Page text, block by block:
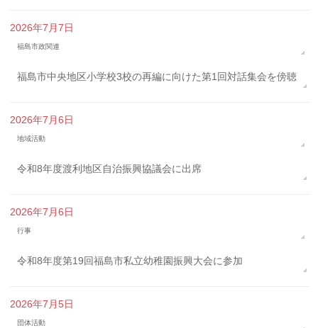
2026年7月7日
福島市政関連
福島市中央地区小学校3校の再編に向けた第1回対話集会を傍聴
2026年7月6日
地域活動
令和8年度渡利地区自治振興協議会に出席
2026年7月6日
行事
令和8年度第19回福島市私立幼稚園振興大会に参加
2026年7月5日
団体活動